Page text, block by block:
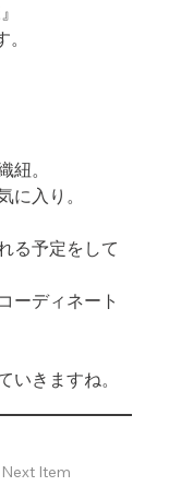
紐。
に入り。
る予定をして
ーディネート
いきますね。
Next Item